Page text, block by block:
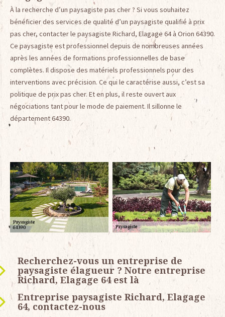
À la recherche d’un paysagiste pas cher ? Si vous souhaitez
bénéficier des services de qualité d’un paysagiste qualifié à prix
pas cher, contacter le paysagiste Richard, Elagage 64 à Orion 64390.
Ce paysagiste est professionnel depuis de nombreuses années
après les années de formations professionnelles de base
complètes. Il dispose des matériels professionnels pour des
interventions avec précision. Ce qui le caractérise aussi, c’est sa
politique de prix pas cher. Et en plus, il reste ouvert aux
négociations tant pour le mode de paiement. Il sillonne le
département 64390.
Recherchez-vous un entreprise de
paysagiste élagueur ? Notre entreprise
Richard, Elagage 64 est là
Entreprise paysagiste Richard, Elagage
64, contactez-nous